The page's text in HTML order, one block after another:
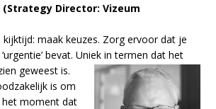
Director: Vizeum
maak keuzes. Zorg ervoor dat je
bevat. Uniek in termen dat het
geweest is.
is om
het moment dat